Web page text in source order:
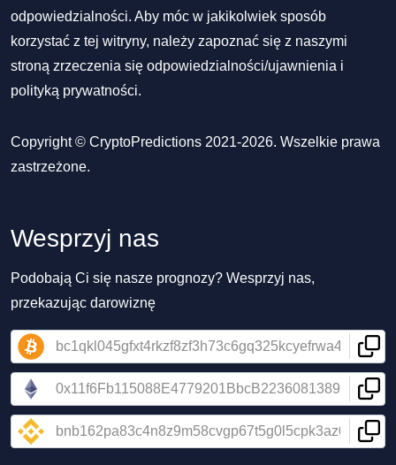
odpowiedzialności. Aby móc w jakikolwiek sposób
korzystać z tej witryny, należy zapoznać się z naszymi
stroną zrzeczenia się odpowiedzialności/ujawnienia i
polityką prywatności.
Copyright © CryptoPredictions 2021-2026. Wszelkie prawa
zastrzeżone.
Wesprzyj nas
Podobają Ci się nasze prognozy? Wesprzyj nas,
przekazując darowiznę